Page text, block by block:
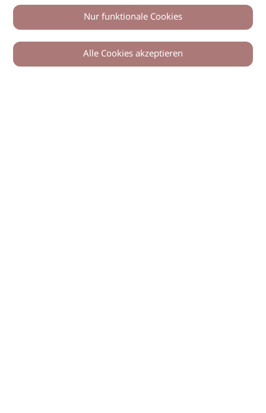
0
Nur funktionale Cookies
Alle Cookies akzeptieren